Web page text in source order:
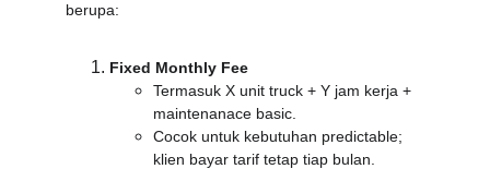
berupa:
Fixed Monthly Fee
Termasuk X unit truck + Y jam kerja +
maintenanace basic.
Cocok untuk kebutuhan predictable;
klien bayar tarif tetap tiap bulan.